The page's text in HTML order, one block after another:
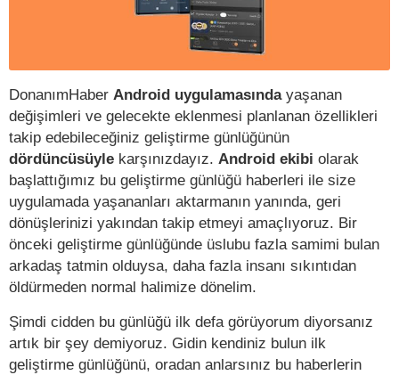
DonanımHaber Android uygulamasındayaşanan
değişimleri ve gelecekte eklenmesi planlanan özellikleri
takip edebileceğiniz geliştirme günlüğünün
dördüncüsüyle karşınızdayız. Android ekibi olarak
başlattığımız bu geliştirme günlüğü haberleri ile size
uygulamada yaşananları aktarmanın yanında, geri
dönüşlerinizi yakından takip etmeyi amaçlıyoruz. Bir
önceki geliştirme günlüğünde üslubu fazla samimi bulan
arkadaş tatmin olduysa, daha fazla insanı sıkıntıdan
öldürmeden normal halimize dönelim.
Şimdi cidden bu günlüğü ilk defa görüyorum diyorsanız
artık bir şey demiyoruz. Gidin kendiniz bulun ilk
geliştirme günlüğünü, oradan anlarsınız bu haberlerin